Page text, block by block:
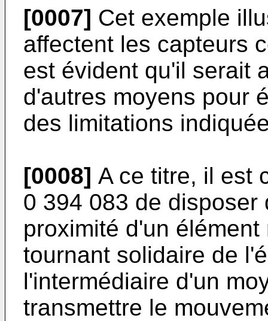
[0007] Cet exemple
affectent les capteurs
est évident qu'il serait
d'autres moyens pour
des limitations
[0008] A ce titre, il est
0 394 083 de
proximité d'un
tournant solidaire de
l'intermédiaire d'un
transmettre le